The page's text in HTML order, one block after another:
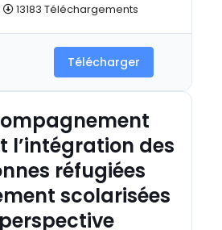
13183 Téléchargements
Télécharger
l’intégration des
réfugiées
scolarisées